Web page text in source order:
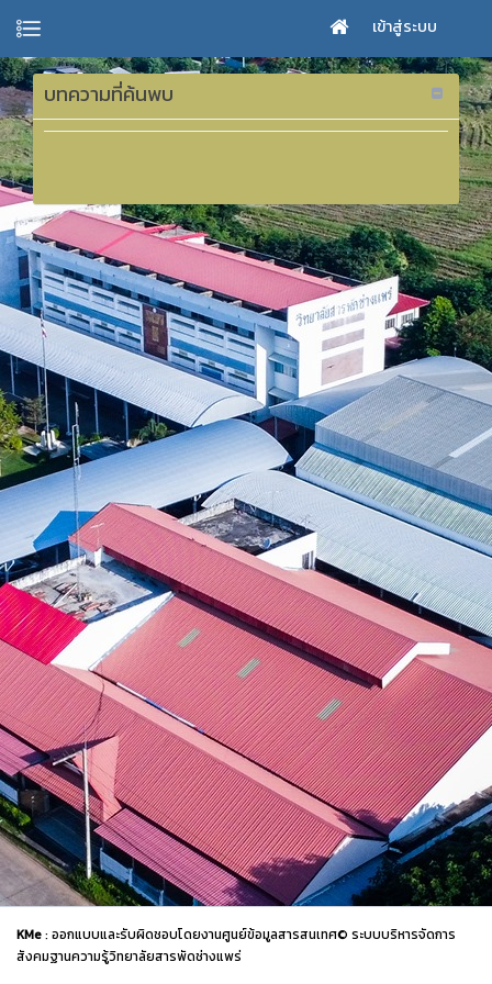
เข้าสู่ระบบ
บทความที่ค้นพบ
KMe: ออกแบบและรับผิดชอบโดยงานศูนย์ข้อมูลสารสนเทศ© ระบบบริหารจัดการ
สังคมฐานความรู้วิทยาลัยสารพัดช่างแพร่